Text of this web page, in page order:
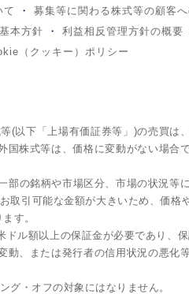
て 募集等に関わる株式等の顧客
本方針 利益相反管理方針の概要
（クッキー）ポリシー
以下「上場有価証券等」)の売買は
株式等は、価格に変動がない場合
の銘柄や市場区分、市場の状況等
引可能な金額が大きいため、価
す。
ル額以上の保証金が必要であり、
、または発行者の信用状況の悪化
グ・オフの対象にはなりません。